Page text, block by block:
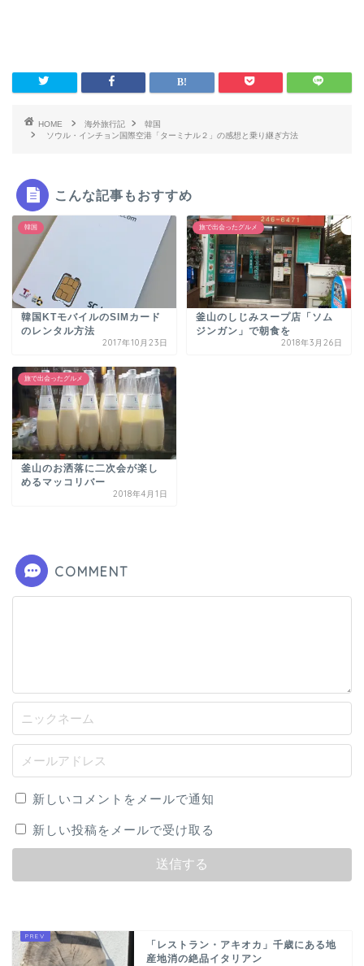
HOME 海外旅行記
韓国
ソウル・インチョン国際空港「ターミナル２」の感想と乗り継ぎ方法
こんな記事もおすすめ
韓国
韓国KTモバイルのSIMカード
のレンタル方法
2017年10月23日
旅で出会ったグルメ
釜山のしじみスープ店「ソム
ジンガン」で朝食を
2018年3月26日
旅で出会ったグルメ
釜山のお洒落に二次会が楽し
めるマッコリバー
2018年4月1日
COMMENT
新しいコメントをメールで通知
新しい投稿をメールで受け取る
「レストラン・アキオカ」千歳にある地
産地消の絶品イタリアン